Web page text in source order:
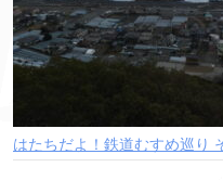
はたちだよ！鉄道むすめ巡り